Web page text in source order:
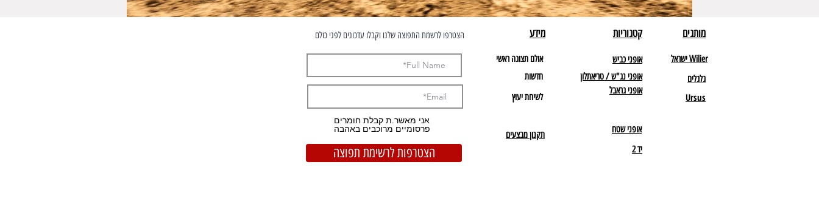
הצטרפו לרשמת התפוצה שלנו וקבלו עדכונים לפני כולם
אני מאשר.ת קבלת חומרים
פרסומיים מרוכבים באהבה
הצטרפות לרשימת תפוצה
מידע קטגוריות
אופני כביש
אולם תצוגה ראשי
אופני נג"ש / טריאתלון
חדשות
אופני שטח
לשיחת יעוץ
אופני גראבל
תקנון מבצעים
מותגים
Wilier ישראל
Ursus
גלגלים
יד 2